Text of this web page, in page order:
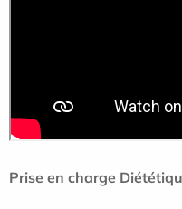
Prise en charge